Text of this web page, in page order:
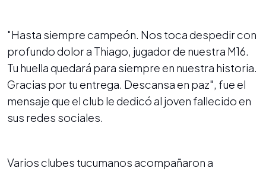
"Hasta siempre campeón. Nos toca despedir con
profundo dolor a Thiago, jugador de nuestra M16.
Tu huella quedará para siempre en nuestra historia.
Gracias por tu entrega. Descansa en paz", fue el
mensaje que el club le dedicó al joven fallecido en
sus redes sociales.
Varios clubes tucumanos acompañaron a